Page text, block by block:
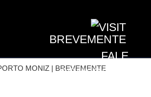
BREVEMENTE
FALE
CONNOSCO
MONIZ | BREVEMENTE